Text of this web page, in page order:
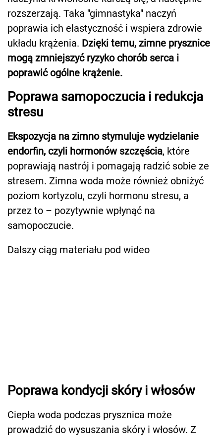
rozszerzają. Taka "gimnastyka" naczyń
poprawia ich elastyczność i wspiera zdrowie
układu krążenia. Dzięki temu, zimne prysznice
mogą zmniejszyć ryzyko chorób serca i
poprawić ogólne krążenie.
Poprawa samopoczucia i redukcja
stresu
Ekspozycja na zimno stymuluje wydzielanie
endorfin, czyli hormonów szczęścia, które
poprawiają nastrój i pomagają radzić sobie ze
stresem. Zimna woda może również obniżyć
poziom kortyzolu, czyli hormonu stresu, a
przez to – pozytywnie wpłynąć na
samopoczucie.
Dalszy ciąg materiału pod wideo
Poprawa kondycji skóry i włosów
Ciepła woda podczas prysznica może
prowadzić do wysuszania skóry i włosów. Z